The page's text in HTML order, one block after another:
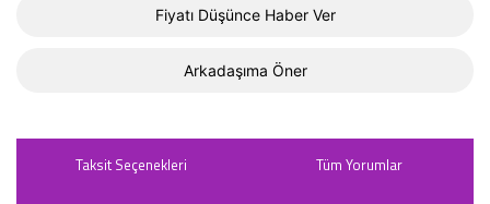
Fiyatı Düşünce Haber Ver
Arkadaşıma Öner
Taksit Seçenekleri Tüm Yorumlar